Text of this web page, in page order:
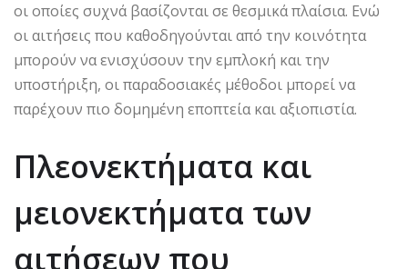
οι οποίες συχνά βασίζονται σε θεσμικά πλαίσια. Ενώ
οι αιτήσεις που καθοδηγούνται από την κοινότητα
μπορούν να ενισχύσουν την εμπλοκή και την
υποστήριξη, οι παραδοσιακές μέθοδοι μπορεί να
παρέχουν πιο δομημένη εποπτεία και αξιοπιστία.
Πλεονεκτήματα και
μειονεκτήματα των
αιτήσεων που